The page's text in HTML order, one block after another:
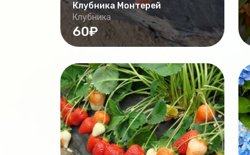
Клубника Монтерей
Клубника
60₽